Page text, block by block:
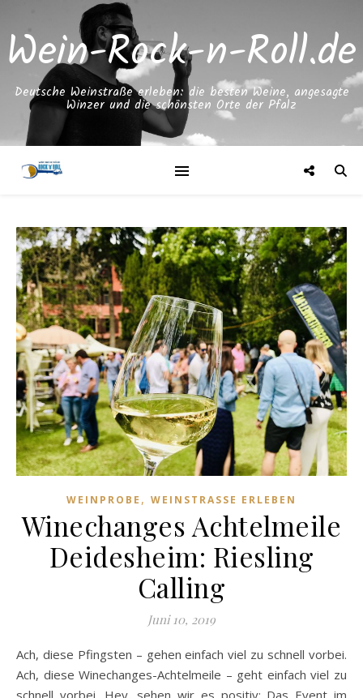
Wein-Rock-n-Roll.de
Deutsche Weinstraße erleben: die besten Weine, angesagte
Winzer und die schönsten Orte der Pfalz
WEINPROBE , WEINSTRASSE ERLEBEN
Winechanges Achtelmeile
Deidesheim: Riesling
Calling
Juni 10, 2019
Ach, diese Pfingsten – gehen einfach viel zu schnell vorbei.
Ach, diese Winechanges-Achtelmeile – geht einfach viel zu
schnell vorbei. Hey, sehen wir es positiv: Das Event im